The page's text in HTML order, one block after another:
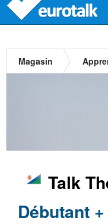
Magasin
Talk
Débutant +